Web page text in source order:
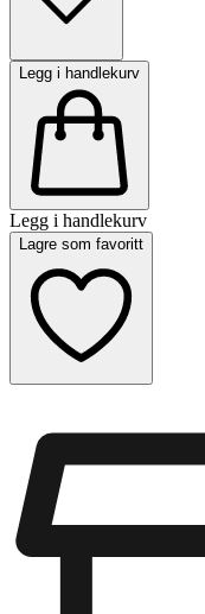
Legg i handlekurv
Legg i handlekurv
Lagre som favoritt